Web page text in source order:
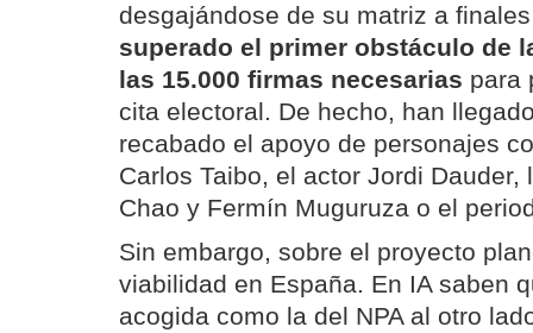
desgajándose de su matriz a
superado el primer obstáculo de
las 15.000 firmas necesarias para
cita electoral. De hecho, han
recabado el apoyo de personajes
Carlos Taibo, el actor Jordi Dauder,
Chao y Fermín Muguruza o el
Sin embargo, sobre el proyecto
viabilidad en España. En IA saben
acogida como la del NPA al otro